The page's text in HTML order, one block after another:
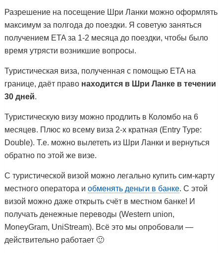
Разрешение на посещение Шри Ланки можно оформлять
максимум за полгода до поездки. Я советую заняться
получением ETA за 1-2 месяца до поездки, чтобы было
время утрясти возникшие вопросы.
Туристическая виза, полученная с помощью ETA на
границе, даёт право находится в Шри Ланке в течении
30 дней.
Туристическую визу можно продлить в Коломбо на 6
месяцев. Плюс ко всему виза 2-х кратная (Entry Type:
Double). Т.е. можно вылететь из Шри Ланки и вернуться
обратно по этой же визе.
С туристической визой можно легально купить сим-карту
местного оператора и обменять деньги в банке. С этой
визой можно даже открыть счёт в местном банке! И
получать денежные переводы (Western union,
MoneyGram, UniStream). Всё это мы опробовали —
действительно работает 🙂